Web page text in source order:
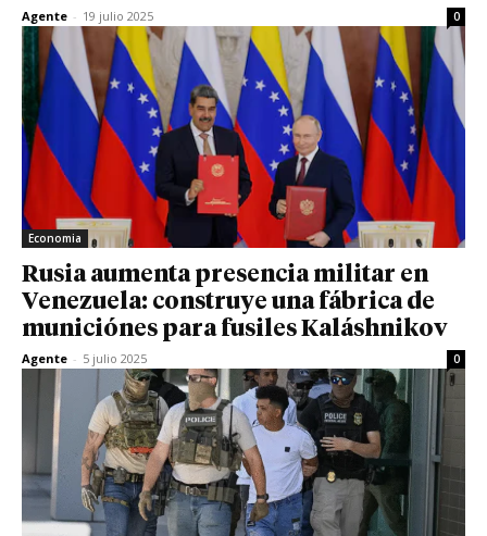
Agente - 19 julio 2025 0
Economia
Rusia aumenta presencia militar en
Venezuela: construye una fábrica de
municiónes para fusiles Kaláshnikov
Agente - 5 julio 2025 0